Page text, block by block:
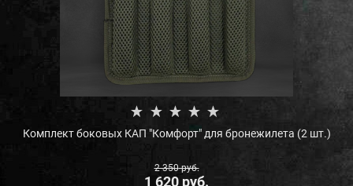
Комплект боковых КАП "Комфорт" для бронежилета (2 шт.)
2 350 руб.
1 620 руб.